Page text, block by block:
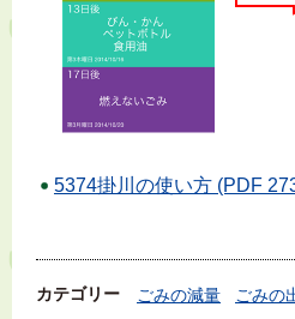
5374掛川の使い方 (PDF
カテゴリー ごみの減量 ごみの